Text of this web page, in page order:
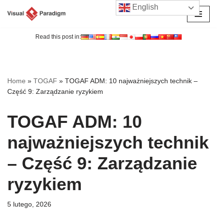
Read this post in:
Home » TOGAF » TOGAF ADM: 10 najważniejszych technik –
Część 9: Zarządzanie ryzykiem
TOGAF ADM: 10
najważniejszych technik
– Część 9: Zarządzanie
ryzykiem
5 lutego, 2026
English